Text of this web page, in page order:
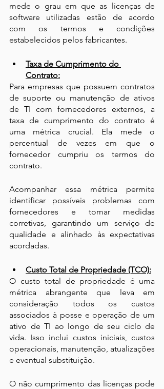
mede o grau em que as licenças de
software utilizadas estão de acordo
com os termos e condições
estabelecidos pelos fabricantes.
Taxa de Cumprimento do
Contrato:
Para empresas que possuem contratos
de suporte ou manutenção de ativos
de TI com fornecedores externos, a
taxa de cumprimento do contrato é
uma métrica crucial. Ela mede o
percentual de vezes em que o
fornecedor cumpriu os termos do
contrato.
Acompanhar essa métrica permite
identificar possíveis problemas com
fornecedores e tomar medidas
corretivas, garantindo um serviço de
qualidade e alinhado às expectativas
acordadas.
Custo Total de Propriedade (TCO):
O custo total de propriedade é uma
métrica abrangente que leva em
consideração todos os custos
associados à posse e operação de um
ativo de TI ao longo de seu ciclo de
vida. Isso inclui custos iniciais, custos
operacionais, manutenção, atualizações
e eventual substituição.
O não cumprimento das licenças pode